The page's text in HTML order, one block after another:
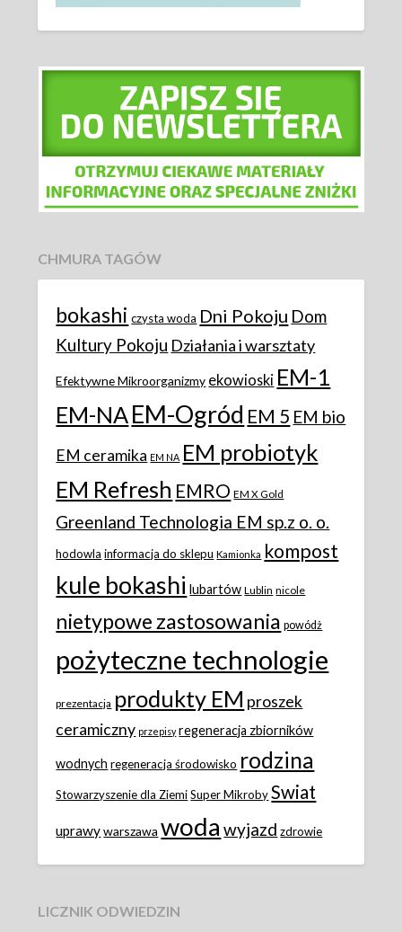
CHMURA TAGÓW
bokashi czysta woda Dni Pokoju Dom
Kultury Pokoju Działania i warsztaty
Efektywne Mikroorganizmy ekowioski EM-1
EM-NAEM-Ogród EM 5 EM bio
EM ceramika EM NA EM probiotyk
EM Refresh EMRO EM X Gold
Greenland Technologia EM sp.z o. o.
hodowla informacja do sklepu Kamionka kompost
kule bokashi lubartów Lublin nicole
nietypowe zastosowania powódż
pożyteczne technologie
prezentacja produkty EM proszek
ceramiczny przepisy regeneracja zbiorników
wodnych regeneracja środowisko rodzina
Stowarzyszenie dla Ziemi Super Mikroby Swiat
uprawy warszawa woda wyjazd zdrowie
LICZNIK ODWIEDZIN